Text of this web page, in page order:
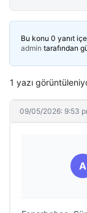
Bu konu 0 yanıt
admin tarafından
1 yazı
09/05/2026: 9:53
A